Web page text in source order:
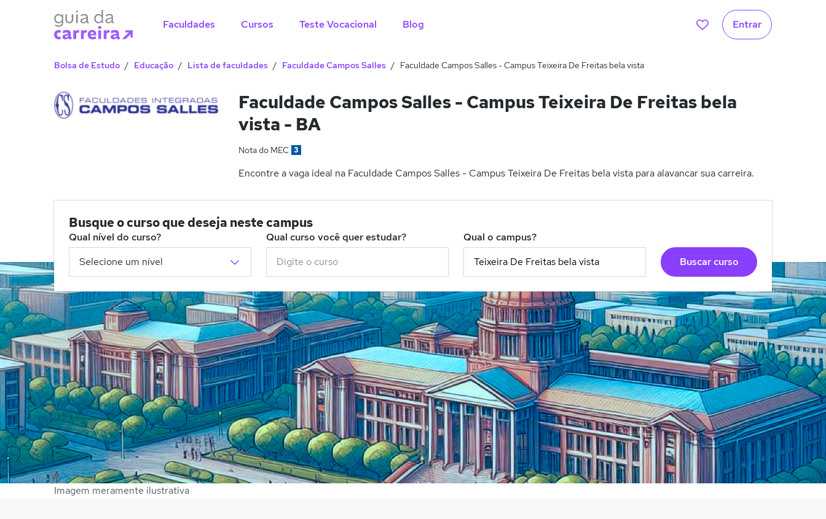
Faculdades Cursos Teste Vocacional Blog Entrar
Bolsa de Estudo Educação Lista de faculdades Faculdade Campos Salles Faculdade Campos Salles - Campus Teixeira De Freitas bela vista
Faculdade Campos Salles - Campus Teixeira De Freitas bela
vista - BA
Nota do MEC 3
Encontre a vaga ideal na Faculdade Campos Salles - Campus Teixeira De Freitas bela vista para alavancar sua carreira.
Busque o curso que deseja neste campus
Qual nível do curso? Qual curso você quer estudar?
Qual o campus?
Buscar curso
Imagem meramente ilustrativa